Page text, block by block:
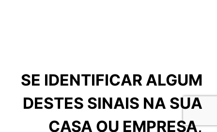
SE IDENTIFICAR ALGUM
DESTES SINAIS NA SUA
CASA OU EMPRESA,